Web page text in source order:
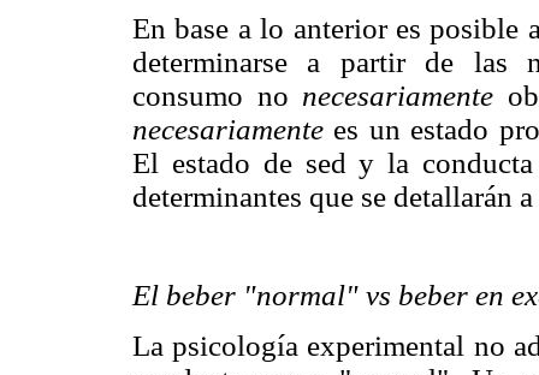
En base a lo anterior es posible
determinarse a partir de las
consumo no necesariamente
necesariamente es un estado
El estado de sed y la
determinantes que se detallarán
El beber "normal" vs beber en
La psicología experimental no